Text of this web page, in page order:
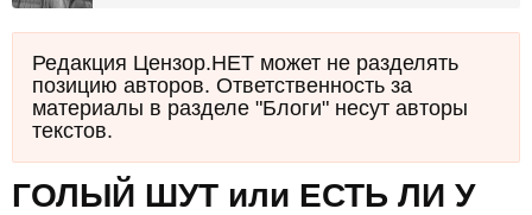
Редакция Цензор.НЕТ может не разделять
позицию авторов. Ответственность за
материалы в разделе "Блоги" несут авторы
текстов.
ГОЛЫЙ ШУТ или ЕСТЬ ЛИ У